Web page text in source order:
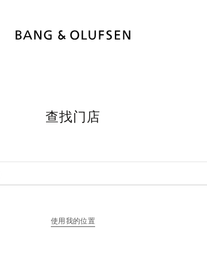
查找门店
使用我的位置